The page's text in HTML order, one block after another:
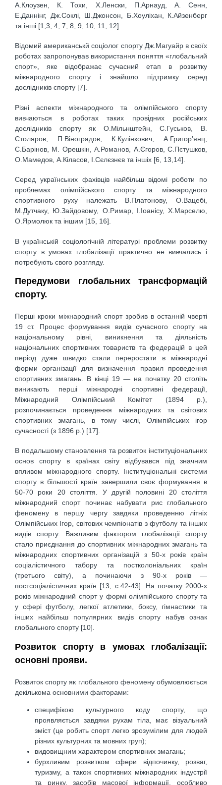
А.Клоузен, К. Тохи, Х.Ленски, П.Арнауд, A. Сенн,
Е.Даннінг, Дж.Соклі, Ш.Джонсон, Б.Хоуліхан, К.Айзенберг
та інші [1,3, 4, 7, 8, 9, 10, 11, 12].
Відомий американськй соціолог спорту Дж.Магуайр в своїх
роботах запропонував використання поняття «глобальний
спорт», яке відображає сучасний етап в розвитку
міжнародного спорту і знайшло підтримку серед
дослідників спорту [7].
Різні аспекти міжнародного та олімпійського спорту
вивчаються в роботах таких провідних російських
дослідників спорту як О.Мільнштейн, С.Гуськов, B.
Столяров, П.Віноградов, К.Кулінкович, А.Григор’янц,
С.Барінов, М. Орешкін, А.Романов, А.Єгоров, С.Пєтушков,
О.Мамедов, А.Кіласов, І.Сєлєзнєв та іншіх [6, 13,14].
Серед українських фахівців найбільш відомі роботи по
проблемах олімпійського спорту та міжнародного
спортивного руху належать В.Платонову, О.Вацебі,
М.Дутчаку, Ю.Зайдовому, О.Римар, І.Іоанісу, Х.Марселю,
О.Ярмолюк та іншим [15, 16].
В українській соціологічній літературі проблеми розвитку
спорту в умовах глобалізації практично не вивчались і
потребують свого розгляду.
Передумови глобальних трансформацій
спорту.
Перші кроки міжнародний спорт зробив в останній чверті
19 ст. Процес формування видів сучасного спорту на
національному рівні, виникнення та діяльність
національних спортивних товариств та федерацій в цей
період дуже швидко стали переростати в міжнародні
форми організації для визначення правил проведення
спортивних змагань. В кінці 19 — на початку 20 століть
виникають перші міжнародні спортивні федерації,
Міжнародний Олімпійський Комітет (1894 р.),
розпочинається проведення міжнародних та світових
спортивних змагань, в тому числі, Олімпійських ігор
сучасності (з 1896 р.) [17].
В подальшому становлення та розвиток інституціональних
основ спорту в країнах світу відбувався під значним
впливом міжнародного спорту. Інституціональні системи
спорту в більшості країн завершили своє формування в
50-70 роки 20 століття. У другій половині 20 століття
міжнародний спорт починає набувати рис глобального
феномену в першу чергу завдяки проведенню літніх
Олімпійських Ігор, світових чемпіонатів з футболу та інших
видів спорту. Важливим фактором глобалізації спорту
стало приєднання до спортивних міжнародних змагань та
міжнародних спортивних організацій з 50-х років країн
соціалістичного табору та постколоніальних країн
(третього світу), а починаючи з 90-х років —
постсоціалістичних країн [13, с.42-43]. На початку 2000-х
років міжнародний спорт у формі олімпійського спорту та
у сфері футболу, легкої атлетики, боксу, гімнастики та
інших найбільш популярних видів спорту набув ознак
глобального спорту [10].
Розвиток спорту в умовах глобалізації:
основні прояви.
Розвиток спорту як глобального феномену обумовлюється
декількома основними факторами:
специфікою культурного коду спорту, що
проявляється завдяки рухам тіла, має візуальний
зміст (це робить спорт легко зрозумілим для людей
різних культурних та мовних груп);
видовищним характером спортивних змагань;
бурхливим розвитком сфери відпочинку, розваг,
туризму, а також спортивних міжнародних індустрії
та ринку, засобів масової інформації, особливо